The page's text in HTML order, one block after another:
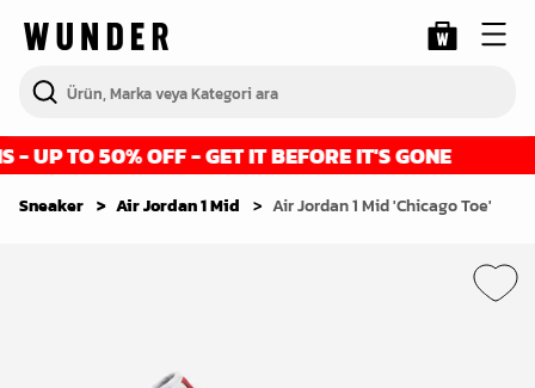
TO 50% OFF - GET IT BEFORE IT'S GONE
Sneaker Air Jordan 1 Mid Air Jordan 1 Mid 'Chicago Toe'